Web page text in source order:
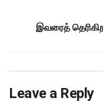
இவரைத்
Leave a Reply